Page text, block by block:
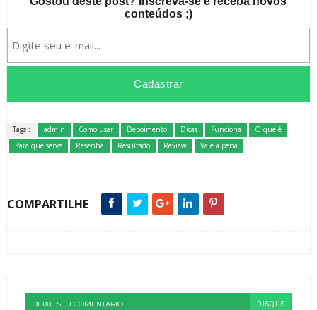
conteúdos ;)
Tags : admin Como usar Depoimento Dicas Funciona
O que é
Para que serve
Resenha Resultado Review Vale a pena
COMPARTILHE
DEIXE SEU COMENTARIO DISQUS